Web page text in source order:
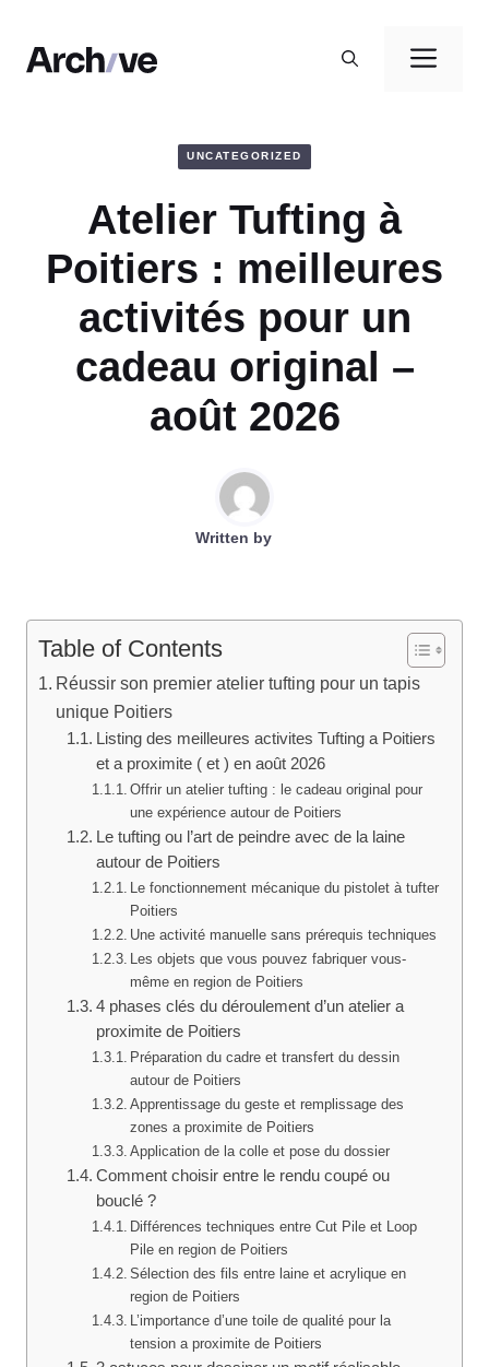
contenu
UNCATEGORIZED
Atelier Tufting à
Poitiers : meilleures
activités pour un
cadeau original –
août 2026
Written by
Table of Contents
Réussir son premier atelier tufting pour un tapis
unique Poitiers
Listing des meilleures activites Tufting a Poitiers
et a proximite ( et ) en août 2026
Offrir un atelier tufting : le cadeau original pour
une expérience autour de Poitiers
Le tufting ou l’art de peindre avec de la laine
autour de Poitiers
Le fonctionnement mécanique du pistolet à tufter
Poitiers
Une activité manuelle sans prérequis techniques
Les objets que vous pouvez fabriquer vous-
même en region de Poitiers
4 phases clés du déroulement d’un atelier a
proximite de Poitiers
Préparation du cadre et transfert du dessin
autour de Poitiers
Apprentissage du geste et remplissage des
zones a proximite de Poitiers
Application de la colle et pose du dossier
Comment choisir entre le rendu coupé ou
bouclé ?
Différences techniques entre Cut Pile et Loop
Pile en region de Poitiers
Sélection des fils entre laine et acrylique en
region de Poitiers
L’importance d’une toile de qualité pour la
tension a proximite de Poitiers